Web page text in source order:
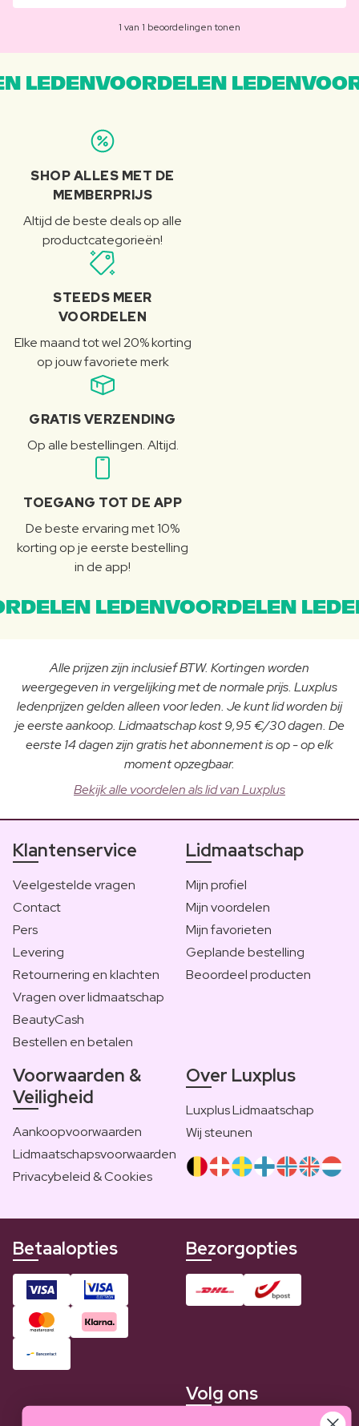
1 van 1 beoordelingen tonen
LEDENVOORDELEN
SHOP ALLES MET DE
MEMBERPRIJS
Altijd de beste deals op alle
productcategorieën!
STEEDS MEER
VOORDELEN
Elke maand tot wel 20% korting
op jouw favoriete merk
GRATIS VERZENDING
Op alle bestellingen. Altijd.
TOEGANG TOT DE APP
De beste ervaring met 10%
korting op je eerste bestelling
in de app!
LEDENVOORDELEN
Alle prijzen zijn inclusief BTW. Kortingen worden
weergegeven in vergelijking met de normale prijs. Luxplus
ledenprijzen gelden alleen voor leden. Je kunt lid worden bij
je eerste aankoop. Lidmaatschap kost 9,95 €/30 dagen. De
eerste 14 dagen zijn gratis het abonnement is op - op elk
moment opzegbaar.
Bekijk alle voordelen als lid van Luxplus
Klantenservice
Veelgestelde vragen
Contact
Pers
Levering
Retournering en klachten
Vragen over lidmaatschap
BeautyCash
Bestellen en betalen
Lidmaatschap
Mijn profiel
Mijn voordelen
Mijn favorieten
Geplande bestelling
Beoordeel producten
Voorwaarden &
Veiligheid
Aankoopvoorwaarden
Lidmaatschapsvoorwaarden
Privacybeleid & Cookies
Over Luxplus
Luxplus Lidmaatschap
Wij steunen
Betaalopties Bezorgopties
Volg ons